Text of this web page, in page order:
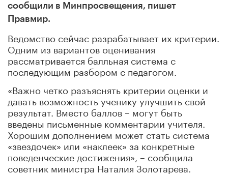
сообщили в Минпросвещения, пишет
Правмир.
Ведомство сейчас разрабатывает их критерии.
Одним из вариантов оценивания
рассматривается балльная система с
последующим разбором с педагогом.
«Важно четко разъяснять критерии оценки и
давать возможность ученику улучшить свой
результат. Вместо баллов – могут быть
введены письменные комментарии учителя.
Хорошим дополнением может стать система
«звездочек» или «наклеек» за конкретные
поведенческие достижения», – сообщила
советник министра Наталия Золотарева.